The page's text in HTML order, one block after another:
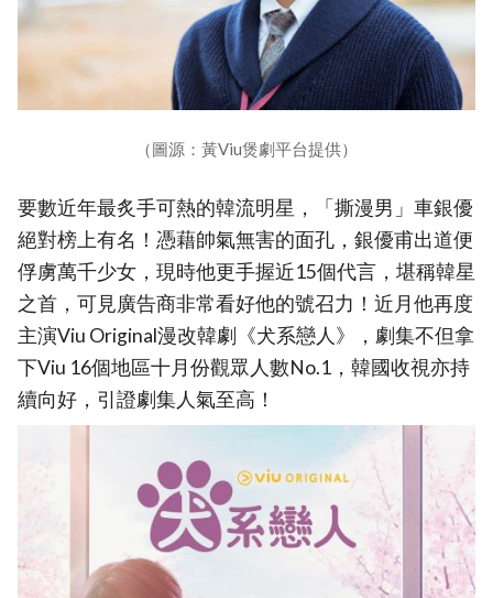
（圖源：黃Viu煲劇平台提供）
要數近年最炙手可熱的韓流明星，「撕漫男」車銀優
絕對榜上有名！憑藉帥氣無害的面孔，銀優甫出道便
俘虜萬千少女，現時他更手握近15個代言，堪稱韓星
之首，可見廣告商非常看好他的號召力！近月他再度
主演Viu Original漫改韓劇《犬系戀人》，劇集不但拿
下Viu 16個地區十月份觀眾人數No.1，韓國收視亦持
續向好，引證劇集人氣至高！